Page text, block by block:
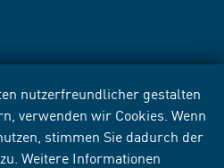
nutzerfreundlicher gestalten
verwenden wir Cookies. Wenn
stimmen Sie dadurch der
Weitere Informationen